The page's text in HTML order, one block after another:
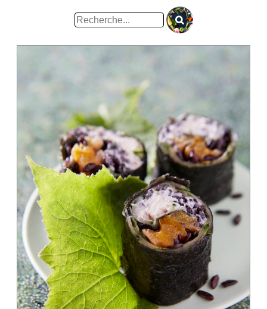
Rechercher
: